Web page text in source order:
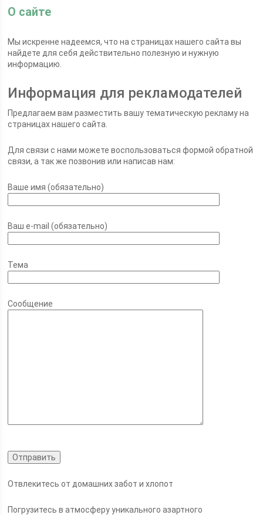
О сайте
Мы искренне надеемся, что на страницах нашего сайта вы
найдете для себя действительно полезную и нужную
информацию.
Информация для рекламодателей
Предлагаем вам разместить вашу тематическую рекламу на
страницах нашего сайта.
Для связи с нами можете воспользоваться формой обратной
связи, а так же позвонив или написав нам:
Ваше имя (обязательно)
Ваш e-mail (обязательно)
Тема
Сообщение
Отвлекитесь от домашних забот и хлопот
Погрузитесь в атмосферу уникального азартного